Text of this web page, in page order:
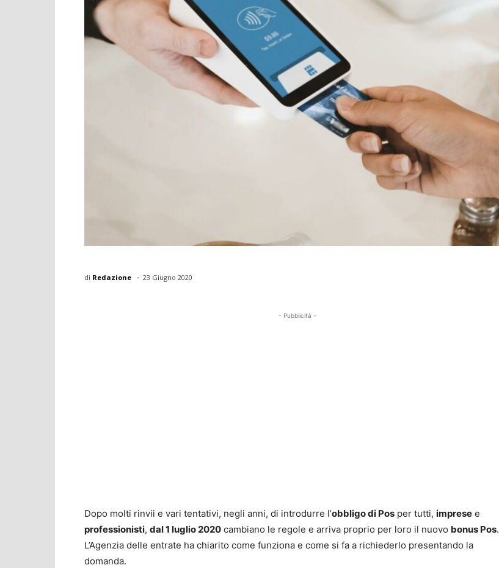
di Redazione - 23 Giugno 2020
- Pubblicità -
Dopo molti rinvii e vari tentativi, negli anni, di introdurre l’obbligo di Pos per tutti, imprese e
professionisti, dal 1 luglio 2020 cambiano le regole e arriva proprio per loro il nuovo bonus Pos.
L’Agenzia delle entrate ha chiarito come funziona e come si fa a richiederlo presentando la
domanda.